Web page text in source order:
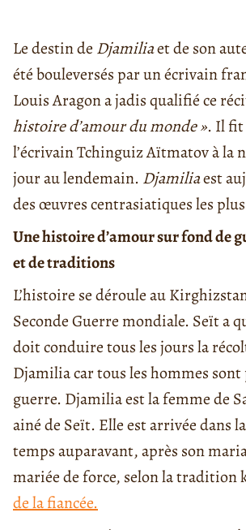
Le destin de Djamiliaet de son
été bouleversés par un écrivain
Louis Aragon a jadis qualifié ce
histoire d’amour du monde ». Il fit
l’écrivain Tchinguiz Aïtmatov à la
jour au lendemain. Djamiliaest
des œuvres centrasiatiques les
Une histoire d’amour sur fond de
et de traditions
L’histoire se déroule au
Seconde Guerre mondiale. Seït a
doit conduire tous les jours la
Djamilia car tous les hommes sont
guerre. Djamilia est la femme de
ainé de Seït. Elle est arrivée dans
temps auparavant, après son
mariée de force, selon la tradition
de la fiancée.